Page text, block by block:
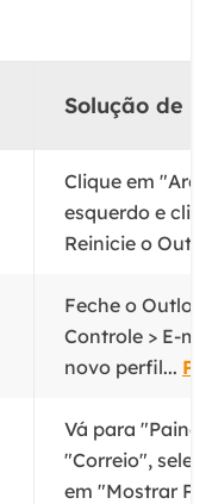
Solução de
Clique em
esquerdo e
Reinicie o
Feche o
Controle > E-
novo perfil...
Vá para
"Correio",
em "Mostrar